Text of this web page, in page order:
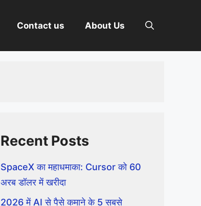
Contact us About Us
Recent Posts
SpaceX का महाधमाका: Cursor को 60
अरब डॉलर में खरीदा
2026 में AI से पैसे कमाने के 5 सबसे